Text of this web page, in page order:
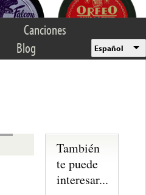
Canciones
Blog Español
También
te puede
interesar...